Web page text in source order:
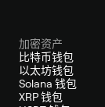
加密资产
比特币钱包
以太坊钱包
Solana 钱包
XRP 钱包